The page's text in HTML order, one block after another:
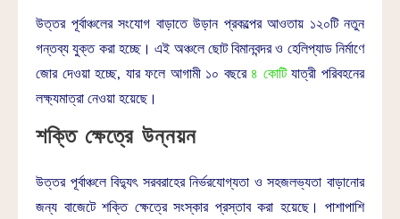
উত্তর পূর্বাঞ্চলের সংযোগ বাড়াতে উড়ান প্রকল্পের আওতায় ১২০টি নতুন
গন্তব্য যুক্ত করা হচ্ছে। এই অঞ্চলে ছোট বিমানবন্দর ও হেলিপ্যাড নির্মাণে
জোর দেওয়া হচ্ছে, যার ফলে আগামী ১০ বছরে ৪ কোটিযাত্রী পরিবহনের
লক্ষ্যমাত্রা নেওয়া হয়েছে।
শক্তি ক্ষেত্রে উন্নয়ন
উত্তর পূর্বাঞ্চলে বিদ্যুৎ সরবরাহের নির্ভরযোগ্যতা ও সহজলভ্যতা বাড়ানোর
জন্য বাজেটে শক্তি ক্ষেত্রে সংস্কার প্রস্তাব করা হয়েছে। পাশাপাশি